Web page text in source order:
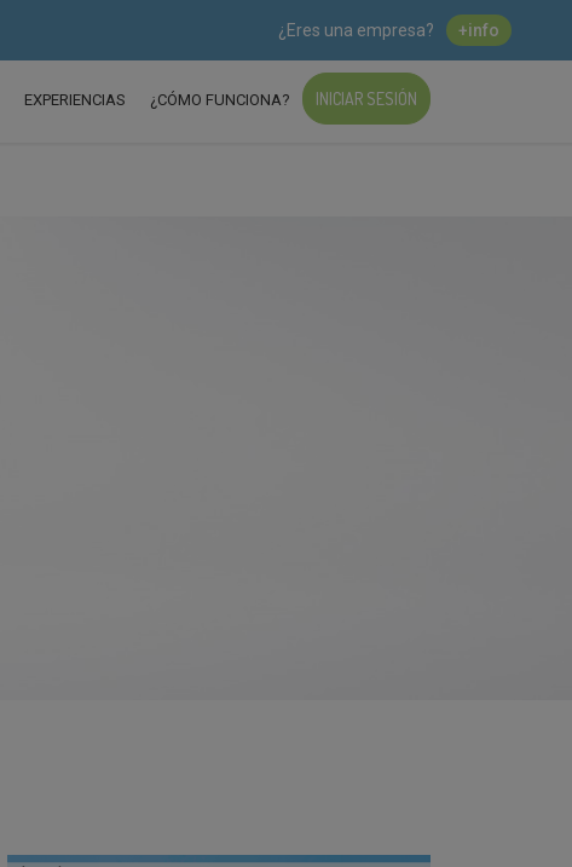
¿Eres una empresa? +info
EXPERIENCIAS ¿CÓMO FUNCIONA? INICIAR SESIÓN